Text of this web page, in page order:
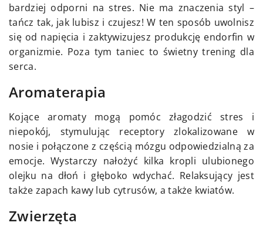
bardziej odporni na stres. Nie ma znaczenia styl –
tańcz tak, jak lubisz i czujesz! W ten sposób uwolnisz
się od napięcia i zaktywizujesz produkcję endorfin w
organizmie. Poza tym taniec to świetny trening dla
serca.
Aromaterapia
Kojące aromaty mogą pomóc złagodzić stres i
niepokój, stymulując receptory zlokalizowane w
nosie i połączone z częścią mózgu odpowiedzialną za
emocje. Wystarczy nałożyć kilka kropli ulubionego
olejku na dłoń i głęboko wdychać. Relaksujący jest
także zapach kawy lub cytrusów, a także kwiatów.
Zwierzęta